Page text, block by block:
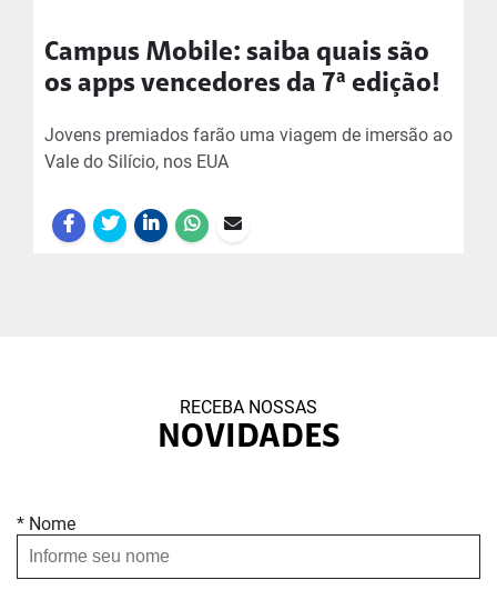
Campus Mobile: saiba quais são
os apps vencedores da 7ª edição!
Jovens premiados farão uma viagem de imersão ao
Vale do Silício, nos EUA
RECEBA NOSSAS
NOVIDADES
* Nome